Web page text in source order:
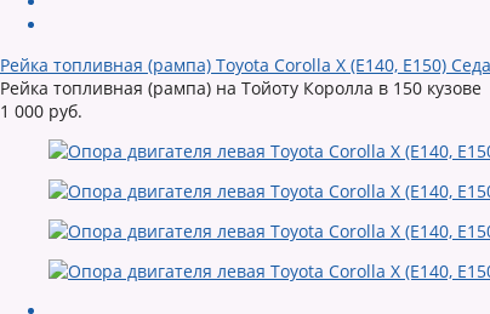
Рейка топливная (рампа) Toyota Corolla X (E140, E150)
Рейка топливная (рампа) на Тойоту Королла в 150 кузове
1 000 руб.